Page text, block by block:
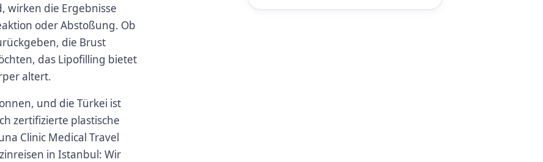
wirken die Ergebnisse
oder Abstoßung. Ob
die Brust
das Lipofilling bietet
altert.
und die Türkei ist
zertifizierte plastische
Clinic Medical Travel
in Istanbul: Wir